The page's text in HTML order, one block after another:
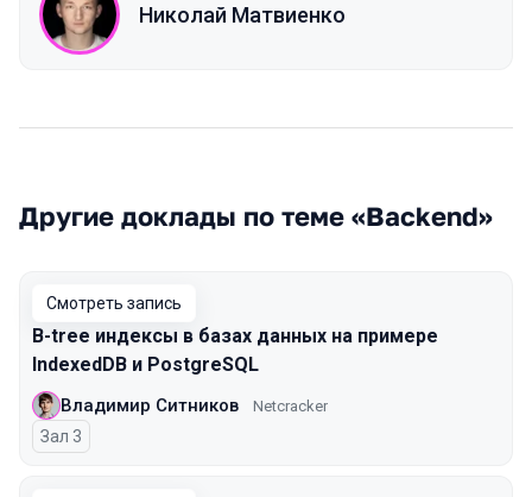
Николай Матвиенко
Другие доклады по теме «Backend»
Смотреть запись
B-tree индексы в базах данных на примере
IndexedDB и PostgreSQL
Владимир Ситников Netcracker
Зал 3